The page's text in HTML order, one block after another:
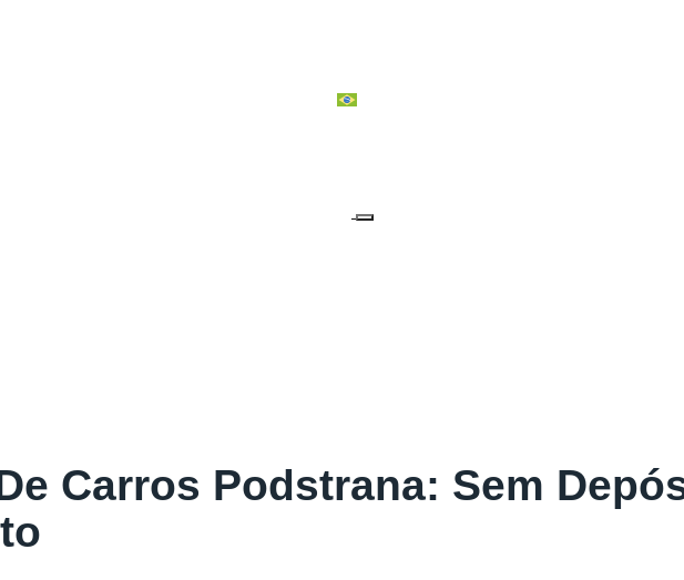
Carros Podstrana: Sem